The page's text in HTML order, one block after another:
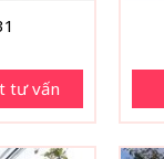
tư vấn